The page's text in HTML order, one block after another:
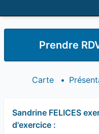
Prendre
Carte •
Sandrine FELICES
d'exercice :